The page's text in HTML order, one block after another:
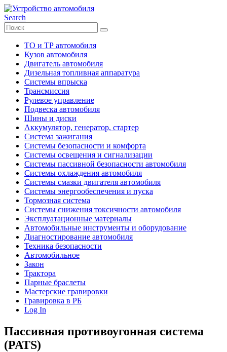
Search
ТО и ТР автомобиля
Кузов автомобиля
Двигатель автомобиля
Дизельная топливная аппаратура
Системы впрыска
Трансмиссия
Рулевое управление
Подвеска автомобиля
Шины и диски
Аккумулятор, генератор, стартер
Система зажигания
Системы безопасности и комфорта
Системы освещения и сигнализации
Системы пассивной безопасности автомобиля
Системы охлаждения автомобиля
Системы смазки двигателя автомобиля
Системы энергообеспечения и пуска
Тормозная система
Системы снижения токсичности автомобиля
Эксплуатационные материалы
Автомобильные инструменты и оборудование
Диагностирование автомобиля
Техника безопасности
Автомобильное
Закон
Трактора
Парные браслеты
Мастерские гравировки
Гравировка в РБ
Log In
Пассивная противоугонная система
(PATS)